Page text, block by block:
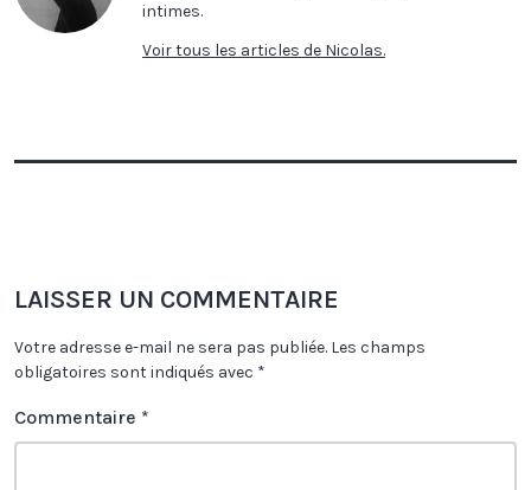
intimes.
Voir tous les articles de Nicolas.
LAISSER UN COMMENTAIRE
Votre adresse e-mail ne sera pas publiée. Les champs
obligatoires sont indiqués avec *
Commentaire *